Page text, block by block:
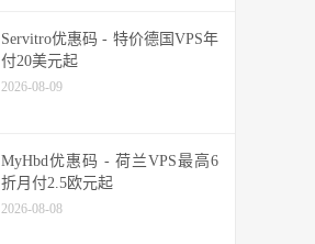
Servitro优惠码 - 特价德国VPS年
付20美元起
2026-08-09
MyHbd优惠码 - 荷兰VPS最高6
折月付2.5欧元起
2026-08-08